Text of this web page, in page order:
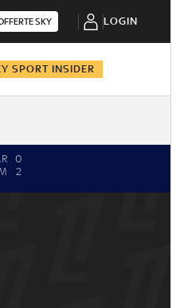
SKY LOGIN
SPORT INSIDER
0
2